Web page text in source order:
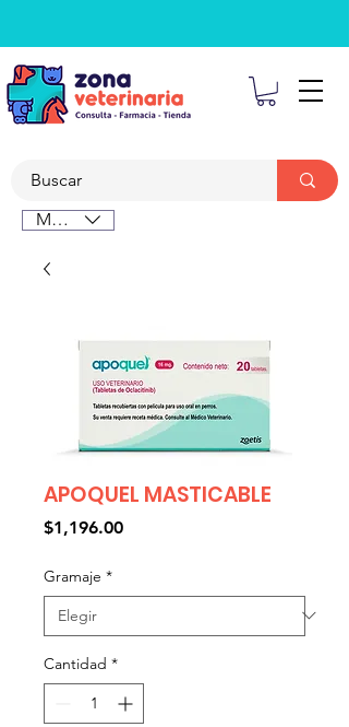
MXN ($)
APOQUEL MASTICABLE
$1,196.00Precio
Gramaje *
Cantidad *